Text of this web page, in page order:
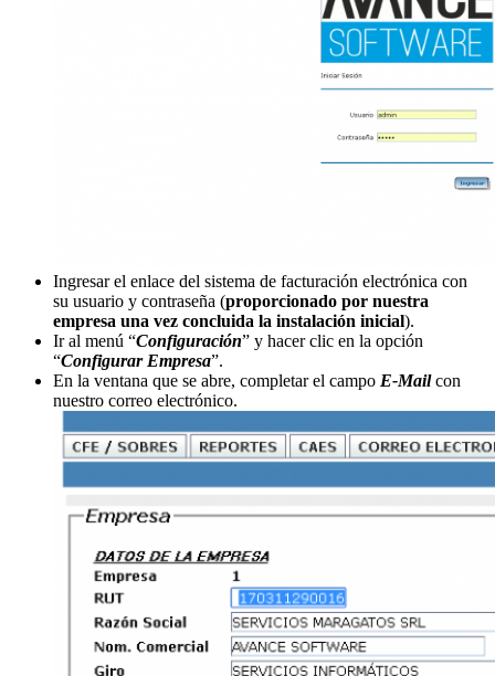
Ingresar el enlace del sistema de facturación electrónica con
su usuario y contraseña (proporcionado por nuestra
empresa una vez concluida la instalación inicial).
Ir al menú “Configuración” y hacer clic en la opción
“Configurar Empresa”.
En la ventana que se abre, completar el campo E-Mailcon
nuestro correo electrónico.